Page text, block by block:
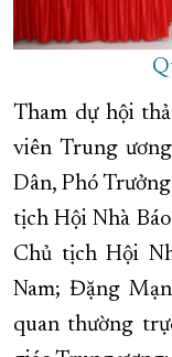
Tham dự hội
viên Trung
Dân, Phó
tịch Hội Nhà
Chủ tịch Hội
Nam; Đặng
quan thường